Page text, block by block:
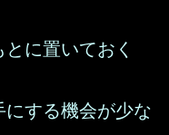
に置いておく
する機会が少な